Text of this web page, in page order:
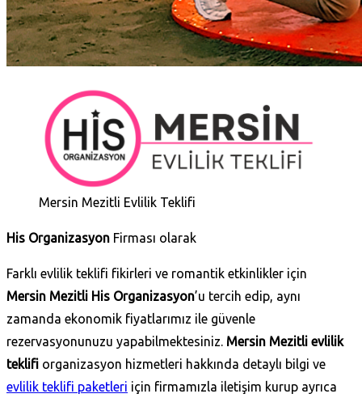
Mersin Mezitli Evlilik Teklifi
His Organizasyon Firması olarak
Farklı evlilik teklifi fikirleri ve romantik etkinlikler için
Mersin Mezitli His Organizasyon’u tercih edip, aynı
zamanda ekonomik fiyatlarımız ile güvenle
rezervasyonunuzu yapabilmektesiniz. Mersin Mezitli evlilik
teklifi organizasyon hizmetleri hakkında detaylı bilgi ve
evlilik teklifi paketleri için firmamızla iletişim kurup ayrıca